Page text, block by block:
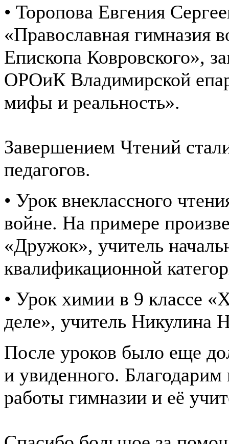
• Торопова Евгения
«Православная гимназия
Епископа Ковровского»,
ОРОиК Владимирской
мифы и реальность».
Завершением Чтений
педагогов.
• Урок внеклассного
войне. На примере
«Дружок», учитель
квалификационной
• Урок химии в 9 классе
деле», учитель Никулина
После уроков было еще
и увиденного.
работы гимназии и её